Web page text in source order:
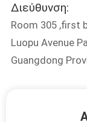
Διεύθυνση:
Room 305 ,first
Luopu Avenue
Guangdong